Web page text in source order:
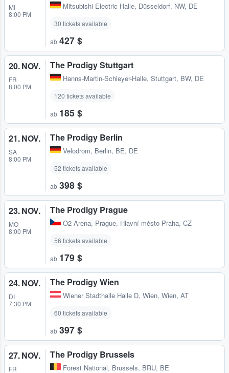
MI
8:00 PM
Mitsubishi Electric Halle, Düsseldorf, NW, DE
30 tickets available
ab 427 $
20. NOV.
FR
8:00 PM
The Prodigy Stuttgart
Hanns-Martin-Schleyer-Halle, Stuttgart, BW, DE
120 tickets available
ab 185 $
21. NOV.
SA
8:00 PM
The Prodigy Berlin
Velodrom, Berlin, BE, DE
52 tickets available
ab 398 $
23. NOV.
MO
8:00 PM
The Prodigy Prague
O2 Arena, Prague, Hlavní město Praha, CZ
56 tickets available
ab 179 $
24. NOV.
DI
7:30 PM
The Prodigy Wien
Wiener Stadthalle Halle D, Wien, Wien, AT
60 tickets available
ab 397 $
27. NOV.
FR
The Prodigy Brussels
Forest National, Brussels, BRU, BE